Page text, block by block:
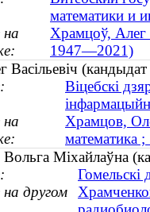
математики и
Храмцоў, Алег
1947—2021)
Васільевіч
Віцебскі
Храмцов,
математика
Міхайлаўна
Гомельскі
другом